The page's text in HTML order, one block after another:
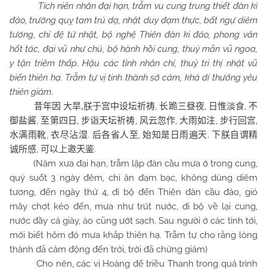
Tích niên nhân đại hạn, trẫm vu cung trung thiết đàn kì
đảo, trường quỵ tam trú dạ, nhật duy đạm thực, bất ngự diêm
tương, chí đệ tứ nhật, bộ nghệ Thiên đàn ki đảo, phong vân
hốt tác, đại vũ như chú, bộ hành hồi cung, thuỷ mãn vũ ngoa,
y tận triêm thấp. Hậu các tỉnh nhân chí, thuỷ tri thị nhật vũ
biến thiên hạ. Trẫm tự vị tinh thành sở cảm, khả dí thướng yêu
thiên giám.
昔年因 大旱,朕于宫中设坛祈祷,长跪三昼夜, 日惟淡食,不
御盐酱, 至第四日 , 步诣天坛祈祷, 风云忽作, 大雨如注, 步行回宫,
水满雨靴,衣尽沾湿. 后各省人至,始知是日雨遍天.下朕自谓精
诚所感, 可以上邀天鉴.
(Năm xưa đại hạn, trẫm lập đàn cầu mưa ở trong cung,
quỳ suốt 3 ngày đêm, chỉ ăn đạm bạc, không dùng diêm
tương, đến ngày thứ 4, đi bộ đến Thiên đàn cầu đảo, gió
mây chợt kéo đến, mưa như trút nước, đi bộ về lại cung,
nước đầy cả giày, áo cũng ướt sạch. Sau người ở các tỉnh tới,
mới biết hôm đó mưa khắp thiên hạ. Trẫm tự cho rằng lòng
thành đã cảm động đến trời, trời đã chứng giám)
Cho nên, các vị Hoàng đế triều Thanh trong quá trình